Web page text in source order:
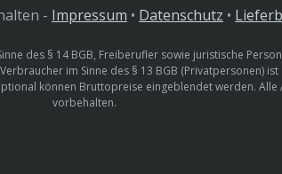
- Impressum • Datenschutz •
des § 14 BGB, Freiberufler sowie juristische
im Sinne des § 13 BGB (Privatpersonen)
können Bruttopreise eingeblendet werden.
vorbehalten.